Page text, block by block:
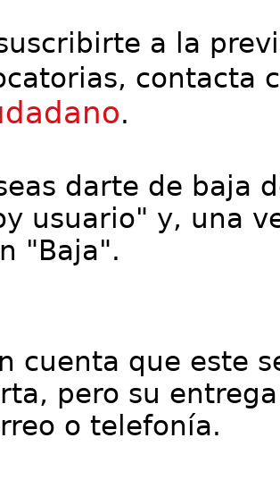
a la
contacta
.
darte de baja
usuario" y, una
"Baja".
cuenta que este
pero su
o telefonía.